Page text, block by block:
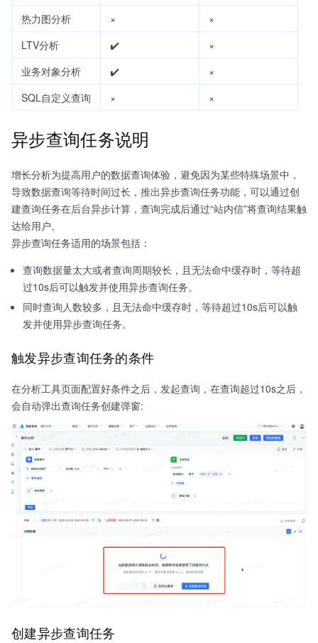
热力图分析
×
×
LTV分析
✔️
×
业务对象分析
✔️
×
SQL自定义查询
× ×
异步查询任务说明
增长分析为提高用户的数据查询体验，避免因为某些特殊场景中，
导致数据查询等待时间过长，推出异步查询任务功能，可以通过创
建查询任务在后台异步计算，查询完成后通过“站内信”将查询结果触
达给用户。
异步查询任务适用的场景包括：
查询数据量太大或者查询周期较长，且无法命中缓存时，等待超
过10s后可以触发并使用异步查询任务。
同时查询人数较多，且无法命中缓存时，等待超过10s后可以触
发并使用异步查询任务。
触发异步查询任务的条件
在分析工具页面配置好条件之后，发起查询，在查询超过10s之后，
会自动弹出查询任务创建弹窗:
创建异步查询任务